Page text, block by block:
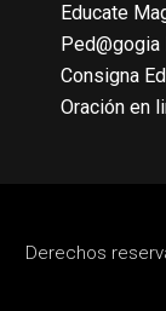
Educate
Ped@gogia
Consigna
Oración en
Derechos